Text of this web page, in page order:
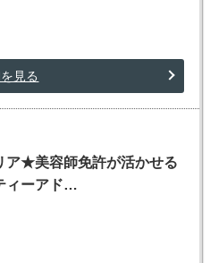
見る
ア★美容師免許が活かせる
ィーアド…